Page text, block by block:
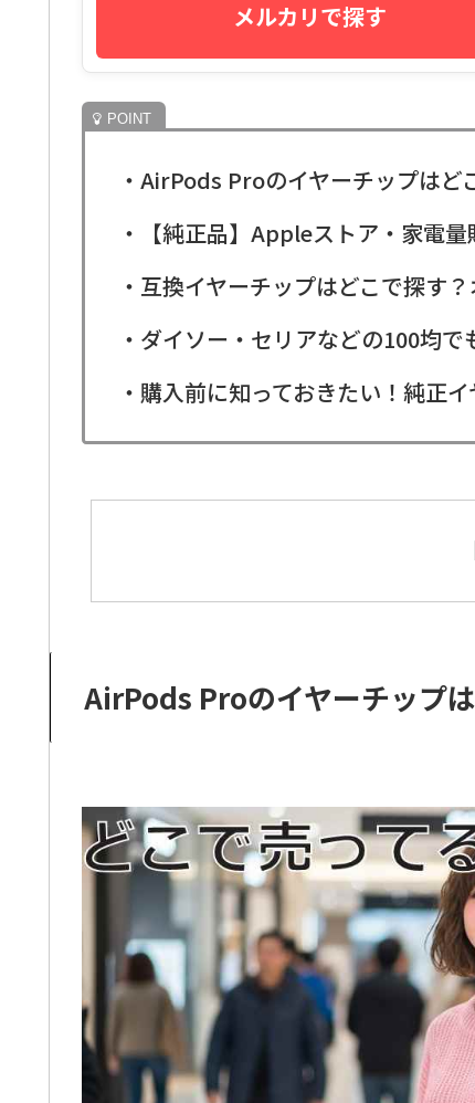
メルカリで探す
・AirPods Proのイヤーチップは
・【純正品】Appleストア・家電
・互換イヤーチップはどこで探す
・ダイソー・セリアなどの100均
・購入前に知っておきたい！純正
AirPods Proのイヤーチップ